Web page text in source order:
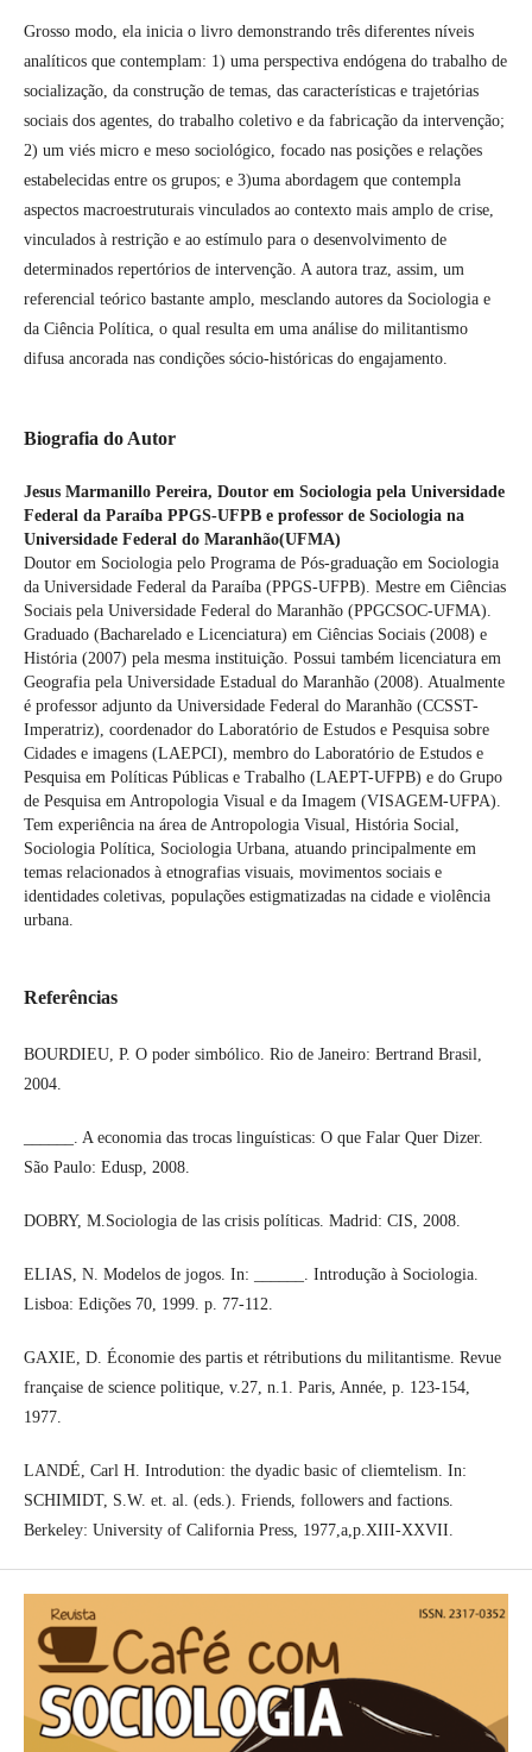
Grosso modo, ela inicia o livro demonstrando três diferentes níveis
analíticos que contemplam: 1) uma perspectiva endógena do trabalho de
socialização, da construção de temas, das características e trajetórias
sociais dos agentes, do trabalho coletivo e da fabricação da intervenção;
2) um viés micro e meso sociológico, focado nas posições e relações
estabelecidas entre os grupos; e 3)uma abordagem que contempla
aspectos macroestruturais vinculados ao contexto mais amplo de crise,
vinculados à restrição e ao estímulo para o desenvolvimento de
determinados repertórios de intervenção. A autora traz, assim, um
referencial teórico bastante amplo, mesclando autores da Sociologia e
da Ciência Política, o qual resulta em uma análise do militantismo
difusa ancorada nas condições sócio-históricas do engajamento.
Biografia do Autor
Jesus Marmanillo Pereira, Doutor em Sociologia pela Universidade
Federal da Paraíba PPGS-UFPB e professor de Sociologia na
Universidade Federal do Maranhão(UFMA)
Doutor em Sociologia pelo Programa de Pós-graduação em Sociologia
da Universidade Federal da Paraíba (PPGS-UFPB). Mestre em Ciências
Sociais pela Universidade Federal do Maranhão (PPGCSOC-UFMA).
Graduado (Bacharelado e Licenciatura) em Ciências Sociais (2008) e
História (2007) pela mesma instituição. Possui também licenciatura em
Geografia pela Universidade Estadual do Maranhão (2008). Atualmente
é professor adjunto da Universidade Federal do Maranhão (CCSST-
Imperatriz), coordenador do Laboratório de Estudos e Pesquisa sobre
Cidades e imagens (LAEPCI), membro do Laboratório de Estudos e
Pesquisa em Políticas Públicas e Trabalho (LAEPT-UFPB) e do Grupo
de Pesquisa em Antropologia Visual e da Imagem (VISAGEM-UFPA).
Tem experiência na área de Antropologia Visual, História Social,
Sociologia Política, Sociologia Urbana, atuando principalmente em
temas relacionados à etnografias visuais, movimentos sociais e
identidades coletivas, populações estigmatizadas na cidade e violência
urbana.
Referências
BOURDIEU, P. O poder simbólico. Rio de Janeiro: Bertrand Brasil,
2004.
______. A economia das trocas linguísticas: O que Falar Quer Dizer.
São Paulo: Edusp, 2008.
DOBRY, M.Sociologia de las crisis políticas. Madrid: CIS, 2008.
ELIAS, N. Modelos de jogos. In: ______. Introdução à Sociologia.
Lisboa: Edições 70, 1999. p. 77-112.
GAXIE, D. Économie des partis et rétributions du militantisme. Revue
française de science politique, v.27, n.1. Paris, Année, p. 123-154,
1977.
LANDÉ, Carl H. Introdution: the dyadic basic of cliemtelism. In:
SCHIMIDT, S.W. et. al. (eds.). Friends, followers and factions.
Berkeley: University of California Press, 1977,a,p.XIII-XXVII.